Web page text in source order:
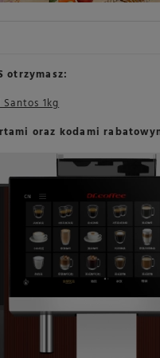
otrzymasz:
1kg
oraz kodami